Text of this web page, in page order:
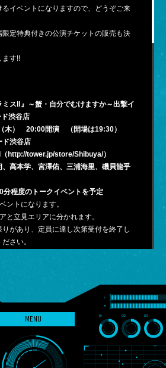
CAST
SCHEDULE
Q&A
GOODS
MENU
るイベントになりますので、どうぞご来
限定特典付きの公演チケットの販売も決
ます!!
スⅡ』～蟹・自分でむけますか～出撃イ
渋谷店
（木） 20:00開演 （開場は19:30）
ド渋谷店
http://tower.jp/store/Shibuya/）
、高本学、宮澤佑、三浦海里、磯貝龍乎
程度のトークイベントを予定
ントになります。
と立見エリアに分かれます。
があり、定員に達し次第受付を終了し
さい。
理番号付イベント指定席券」をお持ちの
ご案内させていただきます。19:30に8F
い。
演チケット購入者特典≫
ア（椅子あり）への優先ご案内
ブロマイド2枚プレゼント